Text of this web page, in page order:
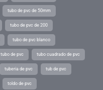
tubo de pvc de 50mm
tubo de pvc de 200
tubo de pvc blanco
tubo de pvc tubo cuadrado de pvc
tuberia de pvc tub de pvc
toldo de pvc